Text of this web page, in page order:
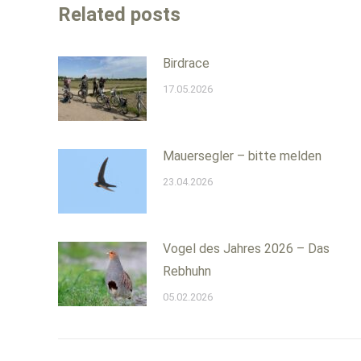
Related posts
Birdrace
17.05.2026
Mauersegler – bitte melden
23.04.2026
Vogel des Jahres 2026 – Das
Rebhuhn
05.02.2026